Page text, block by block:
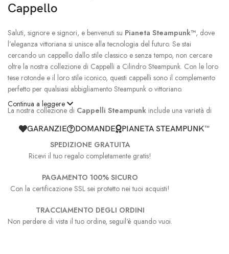
Cappello
Saluti, signore e signori, e benvenuti su Pianeta Steampunk™, dove
l’eleganza vittoriana si unisce alla tecnologia del futuro. Se stai
cercando un cappello dallo stile classico e senza tempo, non cercare
oltre la nostra collezione di Cappelli a Cilindro Steampunk. Con le loro
tese rotonde e il loro stile iconico, questi cappelli sono il complemento
perfetto per qualsiasi abbigliamento Steampunk o vittoriano.
La nostra collezione di Cappelli Steampunk include una varietà di
design e colori per adattarsi a ogni gusto. Dai cappelli di pelle marrone
ai cappelli di lana nera, abbiamo una selezione unica che sicuramente ti
piacerà. Ogni cappello è decorato con dettagli accuratamente
selezionati, come fibbie e bottoni, per dare quel tocco autentico
Se stai cercando unCappello a Cilindroper un’occasione speciale o
quotidiano, i nostri Cappelli a Cilindro Steampunk sono un’ottima scelta.
Realizzati con materiali di alta qualità e una meticolosa artigianalità,
Continua a leggere
GARANZIE DOMANDE PIANETA STEAMPUNK™
SPEDIZIONE GRATUITA
Ricevi il tuo regalo completamente gratis!
PAGAMENTO 100% SICURO
Con la certificazione SSL sei protetto nei tuoi acquisti!
TRACCIAMENTO DEGLI ORDINI
Non perdere di vista il tuo ordine, seguil'è quando vuoi.